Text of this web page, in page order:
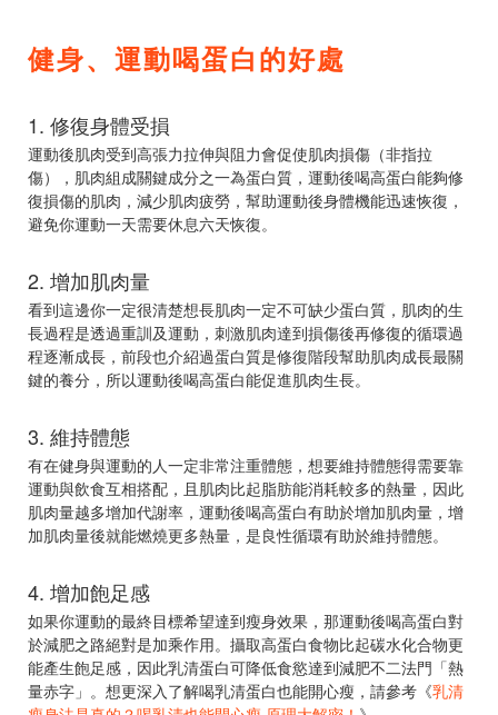
健身、運動喝蛋白的好處
1. 修復身體受損
運動後肌肉受到高張力拉伸與阻力會促使肌肉損傷（非指拉
傷），肌肉組成關鍵成分之一為蛋白質，運動後喝高蛋白能夠修
復損傷的肌肉，減少肌肉疲勞，幫助運動後身體機能迅速恢復，
避免你運動一天需要休息六天恢復。
2. 增加肌肉量
看到這邊你一定很清楚想長肌肉一定不可缺少蛋白質，肌肉的生
長過程是透過重訓及運動，刺激肌肉達到損傷後再修復的循環過
程逐漸成長，前段也介紹過蛋白質是修復階段幫助肌肉成長最關
鍵的養分，所以運動後喝高蛋白能促進肌肉生長。
3. 維持體態
有在健身與運動的人一定非常注重體態，想要維持體態得需要靠
運動與飲食互相搭配，且肌肉比起脂肪能消耗較多的熱量，因此
肌肉量越多增加代謝率，運動後喝高蛋白有助於增加肌肉量，增
加肌肉量後就能燃燒更多熱量，是良性循環有助於維持體態。
4. 增加飽足感
如果你運動的最終目標希望達到瘦身效果，那運動後喝高蛋白對
於減肥之路絕對是加乘作用。攝取高蛋白食物比起碳水化合物更
能產生飽足感，因此乳清蛋白可降低食慾達到減肥不二法門「熱
量赤字」。想更深入了解喝乳清蛋白也能開心瘦，請參考《乳清